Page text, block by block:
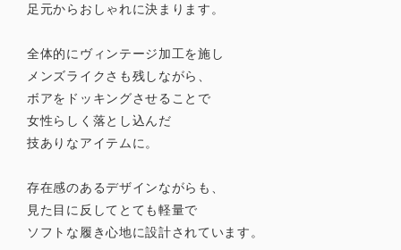
足元からおしゃれに決まります。
全体的にヴィンテージ加工を施し
メンズライクさも残しながら、
ボアをドッキングさせることで
女性らしく落とし込んだ
技ありなアイテムに。
存在感のあるデザインながらも、
見た目に反してとても軽量で
ソフトな履き心地に設計されています。